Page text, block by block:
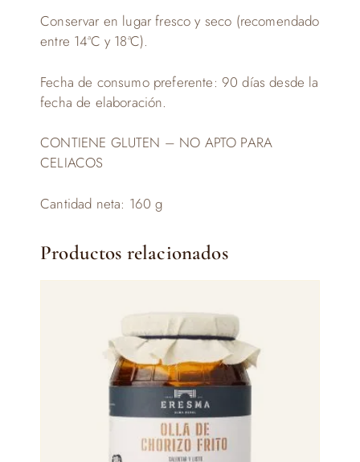
Conservar en lugar fresco y seco (recomendado
entre 14ªC y 18ªC).
Fecha de consumo preferente: 90 días desde la
fecha de elaboración.
CONTIENE GLUTEN – NO APTO PARA
CELIACOS
Cantidad neta: 160 g
Productos relacionados